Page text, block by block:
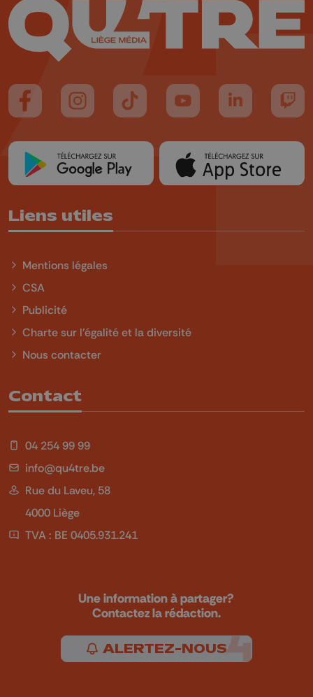
Suivez-nous sur FaceBook
Suivez-nous sur Instagram
Suivez-nous sur TikTok
Suivez-nous sur YouTube
Suivez-nous
Liens utiles
Mentions légales
CSA
Publicité
Charte sur l'égalité et la diversité
Nous contacter
Contact
04 254 99 99
info@qu4tre.be
Rue du Laveu, 58
4000 Liège
TVA : BE 0405.931.241
Une information à partager?
Contactez la rédaction.
ALERTEZ-NOUS